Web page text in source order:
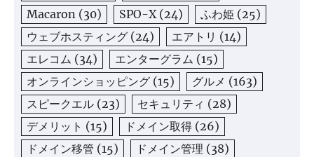
Macaron (30) SPO-X(24) ふわ姫 (25)
ウェブホスティング (24) エアトリ (14)
エレコム (34) エンターグラム (15)
オンラインショッピング (15) グルメ (163)
スピークエル (23) セキュリティ (28)
デメリット (15) ドメイン取得 (26)
ドメイン移管 (15) ドメイン管理 (38)